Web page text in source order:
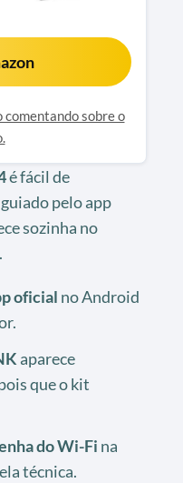
comentando sobre o
é fácil de
pelo app
sozinha no
oficial no Android
aparece
que o kit
do Wi-Fi na
técnica.